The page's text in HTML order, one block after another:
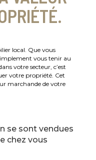
local. Que vous
vous tenir au
votre secteur, c’est
votre propriété. Cet
marchande de votre
se sont vendues
chez vous